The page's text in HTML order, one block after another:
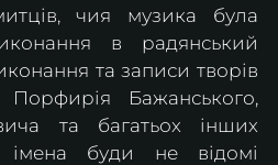
чия музика була
в радянський
та записи творів
Порфирія Бажанського,
та багатьох інших
імена буди не відомі